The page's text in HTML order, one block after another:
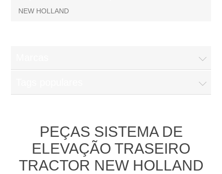
NEW HOLLAND
PEÇAS SISTEMA DE
ELEVAÇÃO TRASEIRO
TRACTOR NEW HOLLAND